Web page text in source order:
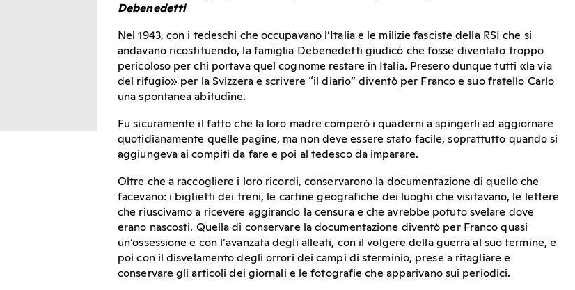
Debenedetti
Nel 1943, con i tedeschi che occupavano l’Italia e le milizie fasciste della RSI che si
andavano ricostituendo, la famiglia Debenedetti giudicò che fosse diventato troppo
pericoloso per chi portava quel cognome restare in Italia. Presero dunque tutti «la via
del rifugio» per la Svizzera e scrivere “il diario” diventò per Franco e suo fratello Carlo
una spontanea abitudine.
Fu sicuramente il fatto che la loro madre comperò i quaderni a spingerli ad aggiornare
quotidianamente quelle pagine, ma non deve essere stato facile, soprattutto quando si
aggiungeva ai compiti da fare e poi al tedesco da imparare.
Oltre che a raccogliere i loro ricordi, conservarono la documentazione di quello che
facevano: i biglietti dei treni, le cartine geografiche dei luoghi che visitavano, le lettere
che riuscivamo a ricevere aggirando la censura e che avrebbe potuto svelare dove
erano nascosti. Quella di conservare la documentazione diventò per Franco quasi
un’ossessione e con l’avanzata degli alleati, con il volgere della guerra al suo termine, e
poi con il disvelamento degli orrori dei campi di sterminio, prese a ritagliare e
conservare gli articoli dei giornali e le fotografie che apparivano sui periodici.